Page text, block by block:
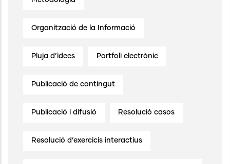
Organització de la Informació
Pluja d’idees Portfoli electrònic
Publicació de contingut
Publicació i difusió Resolució casos
Resolució d’exercicis interactius